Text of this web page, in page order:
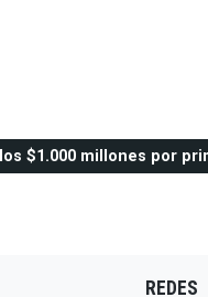
$1.000 millones por
REDES